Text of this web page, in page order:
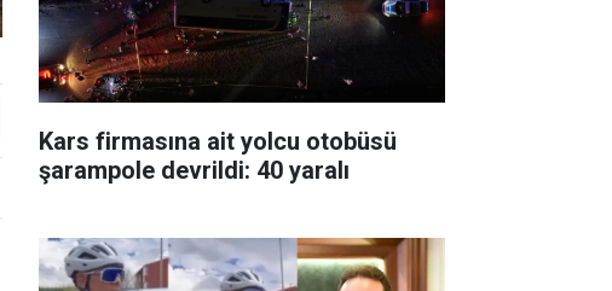
Kars firmasına ait yolcu otobüsü
şarampole devrildi: 40 yaralı